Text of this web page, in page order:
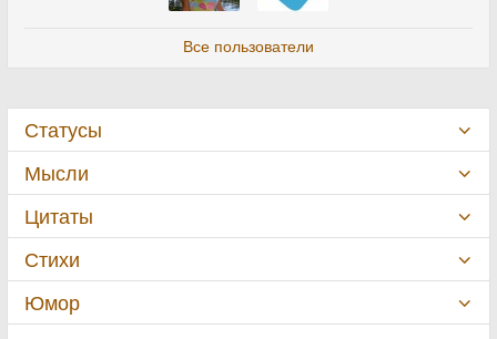
Все пользователи
Статусы
Мысли
Цитаты
Стихи
Юмор